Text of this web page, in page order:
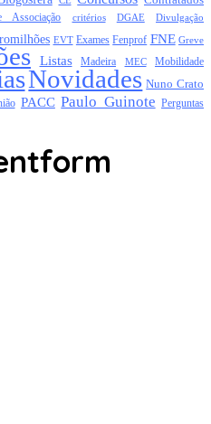
Associação critérios DGAE Divulgação
EVT Exames Fenprof FNE Greve
Listas Madeira MEC Mobilidade
Novidades Nuno Crato
PACC Paulo Guinote Perguntas